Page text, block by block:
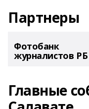
Партнеры
Фотобанк
журналистов РБ
Главные